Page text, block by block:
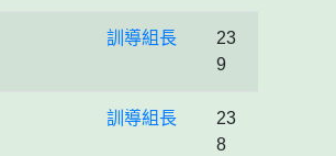
訓導組長
23
9
訓導組長
23
8